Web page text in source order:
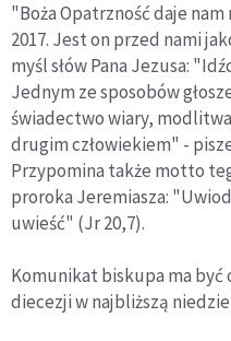
"Boża Opatrzność daje
2017. Jest on przed nami
myśl słów Pana Jezusa:
Jednym ze sposobów
świadectwo wiary,
drugim człowiekiem" -
Przypomina także motto
proroka Jeremiasza:
uwieść" (Jr 20,7).
Komunikat biskupa ma być
diecezji w najbliższą